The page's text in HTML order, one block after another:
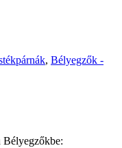
, Bélyegzők -